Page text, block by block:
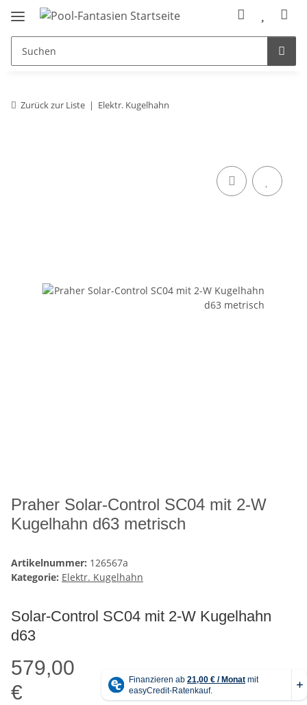
Zurück zur Liste Elektr. Kugelhahn
Praher Solar-Control SC04 mit 2-W
Kugelhahn d63 metrisch
Artikelnummer: 126567a
Kategorie: Elektr. Kugelhahn
Solar-Control SC04 mit 2-W Kugelhahn
d63
579,00
€